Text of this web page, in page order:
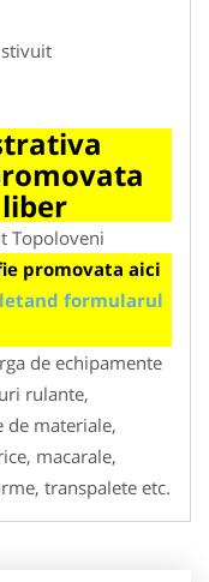
Topoloveni
promovata aici
formularul
de echipamente
rulante,
de materiale,
macarale,
transpalete etc.